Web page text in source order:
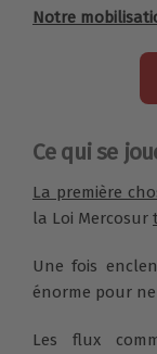
Notre
Ce qui se
La première
la Loi Mercosur
Une fois
énorme pour
Les flux